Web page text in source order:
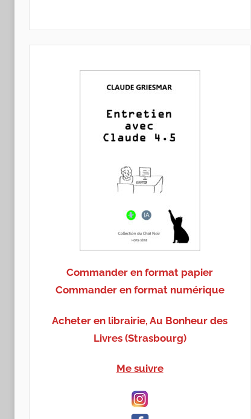
Commander en format papier
Commander en format numérique
Acheter en librairie, Au Bonheur des
Livres (Strasbourg)
Me suivre